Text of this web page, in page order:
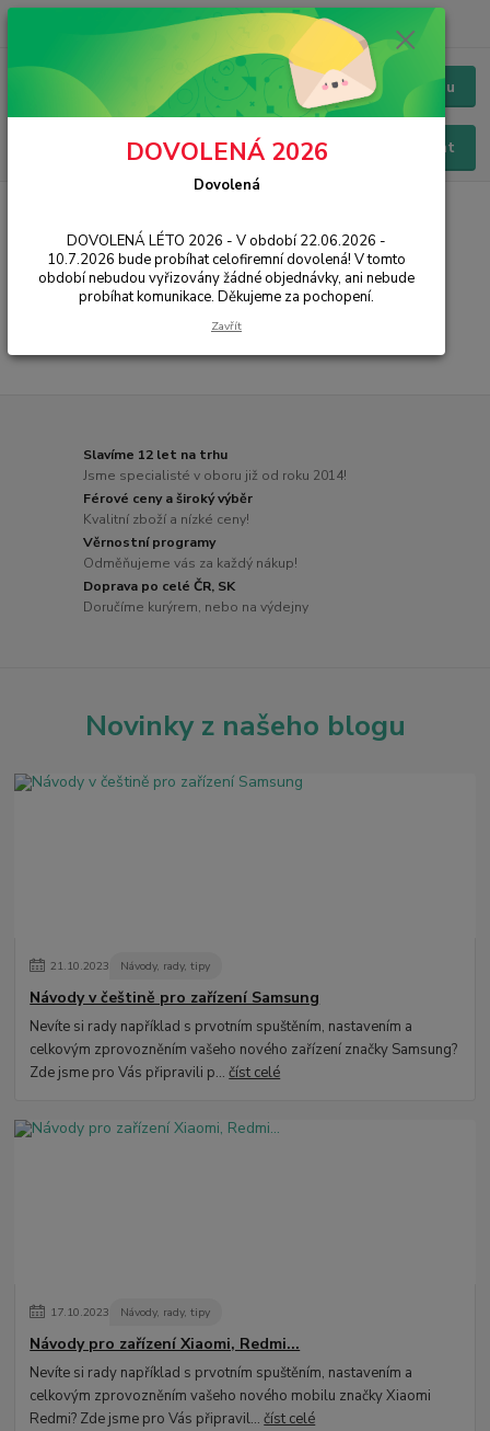
Menu
Hledat
Chat / Online podpora - 24/7
Osobní váhy
Slavíme 12 let na trhu
Jsme specialisté v oboru již od roku 2014!
Férové ceny a široký výběr
Kvalitní zboží a nízké ceny!
Věrnostní programy
Odměňujeme vás za každý nákup!
Doprava po celé ČR, SK
Doručíme kurýrem, nebo na výdejny
Novinky z našeho blogu
21.10.2023 Návody, rady, tipy
Návody v češtině pro zařízení Samsung
Nevíte si rady například s prvotním spuštěním, nastavením a
celkovým zprovozněním vašeho nového zařízení značky Samsung?
Zde jsme pro Vás připravili p...číst celé
17.10.2023 Návody, rady, tipy
Návody pro zařízení Xiaomi, Redmi...
Nevíte si rady například s prvotním spuštěním, nastavením a
celkovým zprovozněním vašeho nového mobilu značky Xiaomi
Redmi? Zde jsme pro Vás připravil...číst celé
DOVOLENÁ 2026
Dovolená
DOVOLENÁ LÉTO 2026 - V období 22.06.2026 -
10.7.2026 bude probíhat celofiremní dovolená! V tomto
období nebudou vyřizovány žádné objednávky, ani nebude
probíhat komunikace. Děkujeme za pochopení.
Zavřít